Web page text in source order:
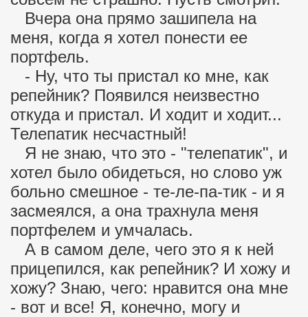
Вчера она прямо зашипела на
меня, когда я хотел понести ее
портфель.
- Ну, что ты пристал ко мне, как
репейник? Появился неизвестно
откуда и пристал. И ходит и ходит...
Телепатик несчастный!
Я не знаю, что это - "телепатик", и
хотел было обидеться, но слово уж
больно смешное - те-ле-па-тик - и я
засмеялся, а она трахнула меня
портфелем и умчалась.
А в самом деле, чего это я к ней
прицепился, как репейник? И хожу и
хожу? Знаю, чего: нравится она мне
- вот и все! Я, конечно, могу и